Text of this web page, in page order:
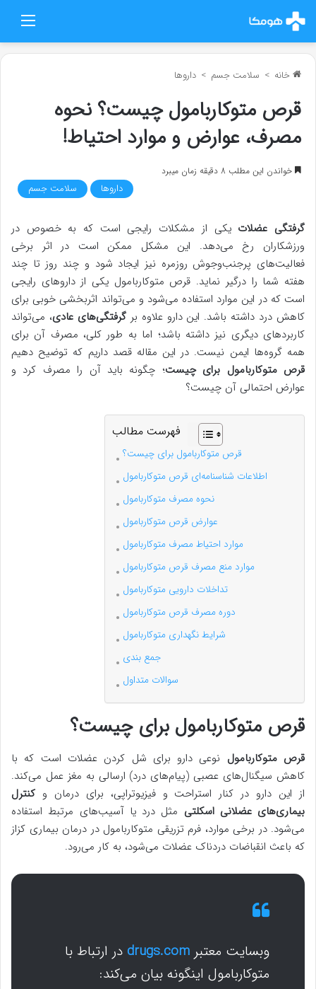
خانه > سلامت جسم > داروها
قرص متوکاربامول چیست؟ نحوه
مصرف، عوارض و موارد احتیاط!
خواندن این مطلب 8 دقیقه زمان میبرد
داروها سلامت جسم
گرفتگی عضلات یکی از مشکلات رایجی است که به خصوص در
ورزشکاران رخ می‌دهد. این مشکل ممکن است در اثر برخی
فعالیت‌های پرجنب‌وجوش روزمره نیز ایجاد شود و چند روز تا چند
هفته شما را درگیر نماید. قرص متوکاربامول یکی از داروهای رایجی
است که در این موارد استفاده می‌شود و می‌تواند اثربخشی خوبی برای
کاهش درد داشته باشد. این دارو علاوه برگرفتگی‌های عادی، می‌تواند
کاربردهای دیگری نیز داشته باشد؛ اما به طور کلی، مصرف آن برای
همه گروه‌ها ایمن نیست. در این مقاله قصد داریم که توضیح دهیم
قرص متوکاربامول برای چیست؛ چگونه باید آن را مصرف کرد و
عوارض احتمالی آن چیست؟
فهرست مطالب
قرص متوکاربامول برای چیست؟
اطلاعات شناسنامه‌ای قرص متوکاربامول
نحوه مصرف متوکاربامول
عوارض قرص متوکاربامول
موارد احتیاط مصرف متوکاربامول
موارد منع مصرف قرص متوکاربامول
تداخلات دارویی متوکاربامول
دوره مصرف قرص متوکاربامول
شرایط نگهداری متوکاربامول
جمع بندی
سوالات متداول
قرص متوکاربامول برای چیست؟
قرص متوکاربامول نوعی دارو برای شل کردن عضلات است که با
کاهش سیگنال‌های عصبی (پیام‌های درد) ارسالی به مغز عمل می‌کند.
از این دارو در کنار استراحت و فیزیوتراپی، برای درمان و کنترل
بیماری‌های عضلانی اسکلتی مثل درد یا آسیب‌های مرتبط استفاده
می‌شود. در برخی موارد، فرم تزریقی متوکاربامول در درمان بیماری کزاز
که باعث انقباضات دردناک عضلات می‌شود، به کار می‌رود.
وبسایت معتبر drugs.com در ارتباط با
متوکاربامول اینگونه بیان می‌کند: